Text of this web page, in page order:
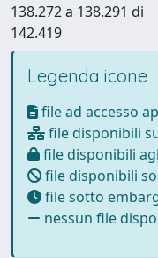
138.272 a 138.291 di
142.419
Legenda icone
file ad accesso
file disponibili
file disponibili
file disponibili
file sotto
nessun file